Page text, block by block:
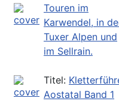
Touren im
Karwendel, in
Tuxer Alpen und
im Sellrain.
Titel:
Aostatal Band 1